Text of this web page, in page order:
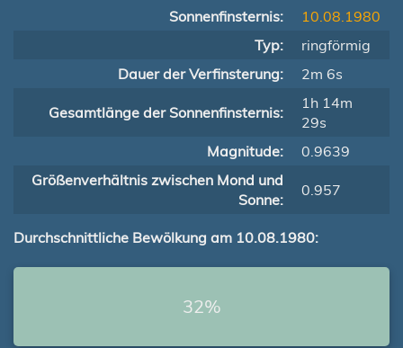
Sonnenfinsternis:
10.08.1980
Typ:
ringförmig
Dauer der Verfinsterung:
2m 6s
Gesamtlänge der Sonnenfinsternis:
1h 14m
29s
Magnitude:
0.9639
Größenverhältnis zwischen Mond und
Sonne:
0.957
Durchschnittliche Bewölkung am 10.08.1980:
32%